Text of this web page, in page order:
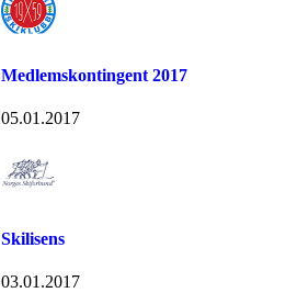
Medlemskontingent 2017
05.01.2017
Skilisens
03.01.2017